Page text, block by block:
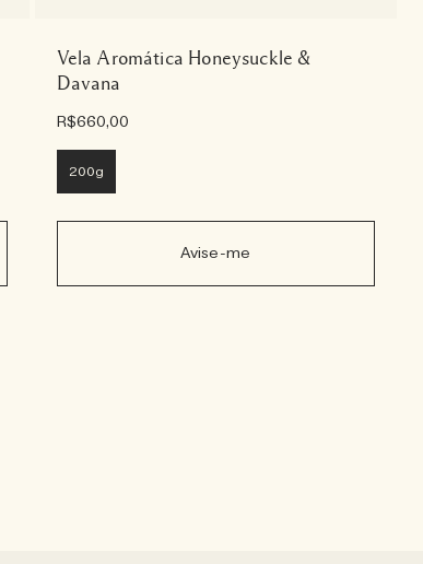
Vela Aromática Honeysuckle &
Davana
R$660,00
200g
Avise-me